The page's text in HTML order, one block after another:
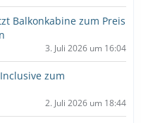
Balkonkabine zum Preis
3. Juli 2026 um 16:04
zum
2. Juli 2026 um 18:44